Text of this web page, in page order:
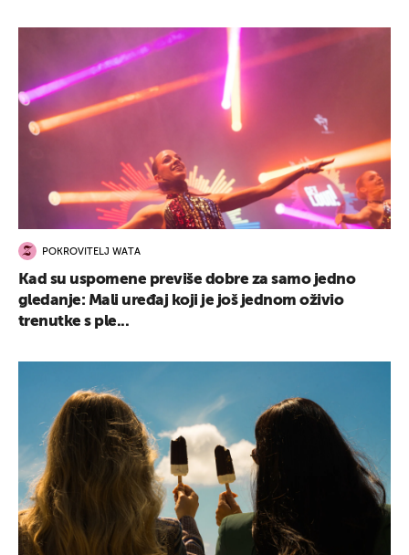
POKROVITELJ WATA
Kad su uspomene previše dobre za samo jedno
gledanje: Mali uređaj koji je još jednom oživio
trenutke s ple...